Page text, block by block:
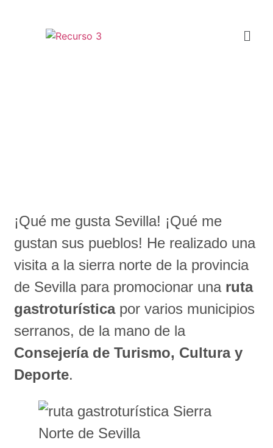
¡Qué me gusta Sevilla! ¡Qué me
gustan sus pueblos! He realizado una
visita a la sierra norte de la provincia
de Sevilla para promocionar una ruta
gastroturísticapor varios municipios
serranos, de la mano de la
Consejería de Turismo, Cultura y
Deporte.